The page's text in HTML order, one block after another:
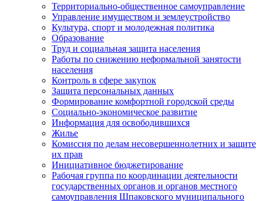
Территориально-общественное самоуправление
Управление имуществом и землеустройство
Культура, спорт и молодежная политика
Образование
Труд и социальная защита населения
Работы по снижению неформальной занятости
населения
Контроль в сфере закупок
Защита персональных данных
Формирование комфортной городской среды
Социально-экономическое развитие
Информация для освободившихся
Жилье
Комиссия по делам несовершеннолетних и защите
их прав
Инициативное бюджетирование
Рабочая группа по координации деятельности
государственных органов и органов местного
самоуправления Шпаковского муниципального